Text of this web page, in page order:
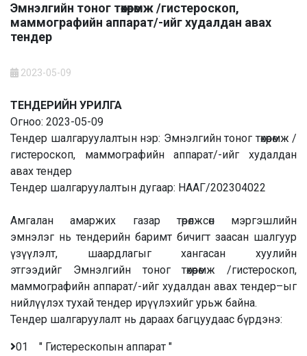
Эмнэлгийн тоног төхөөрөмж /гистероскоп,
маммографийн аппарат/-ийг худалдан авах
тендер
2023-05-09
ТЕНДЕРИЙН УРИЛГА
Огноо: 2023-05-09
Тендер шалгаруулалтын нэр: Эмнэлгийн тоног төхөөрөмж /
гистероскоп, маммографийн аппарат/-ийг худалдан
авах тендер
Тендер шалгаруулалтын дугаар: НААГ/202304022
Амгалан амаржих газар төрөлжсөн мэргэшлийн
эмнэлэг нь тендерийн баримт бичигт заасан шалгуур
үзүүлэлт, шаардлагыг хангасан хуулийн
этгээдийг Эмнэлгийн тоног төхөөрөмж /гистероскоп,
маммографийн аппарат/-ийг худалдан авах тендер–ыг
нийлүүлэх тухай тендер ирүүлэхийг урьж байна.
Тендер шалгаруулалт нь дараах багцуудаас бүрдэнэ:
01 " Гистерескопын аппарат "